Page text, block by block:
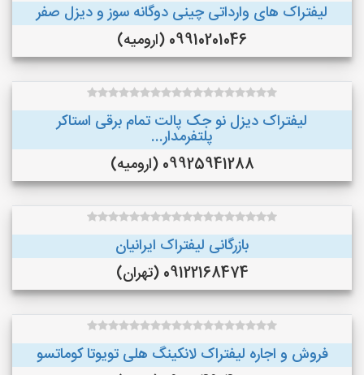
لیفتراک های وارداتی چینی دوگانه سوز و دیزل صفر
09910201046 (ارومیه)
لیفتراک دیزل نو جک پالت تمام برقی استاکر
پلتفرمدار...
09925941288 (ارومیه)
بازرگانی لیفتراک ایرانیان
09122168474 (تهران)
فروش و اجاره لیفتراک لانکینگ هلی تویوتا کوماتسو